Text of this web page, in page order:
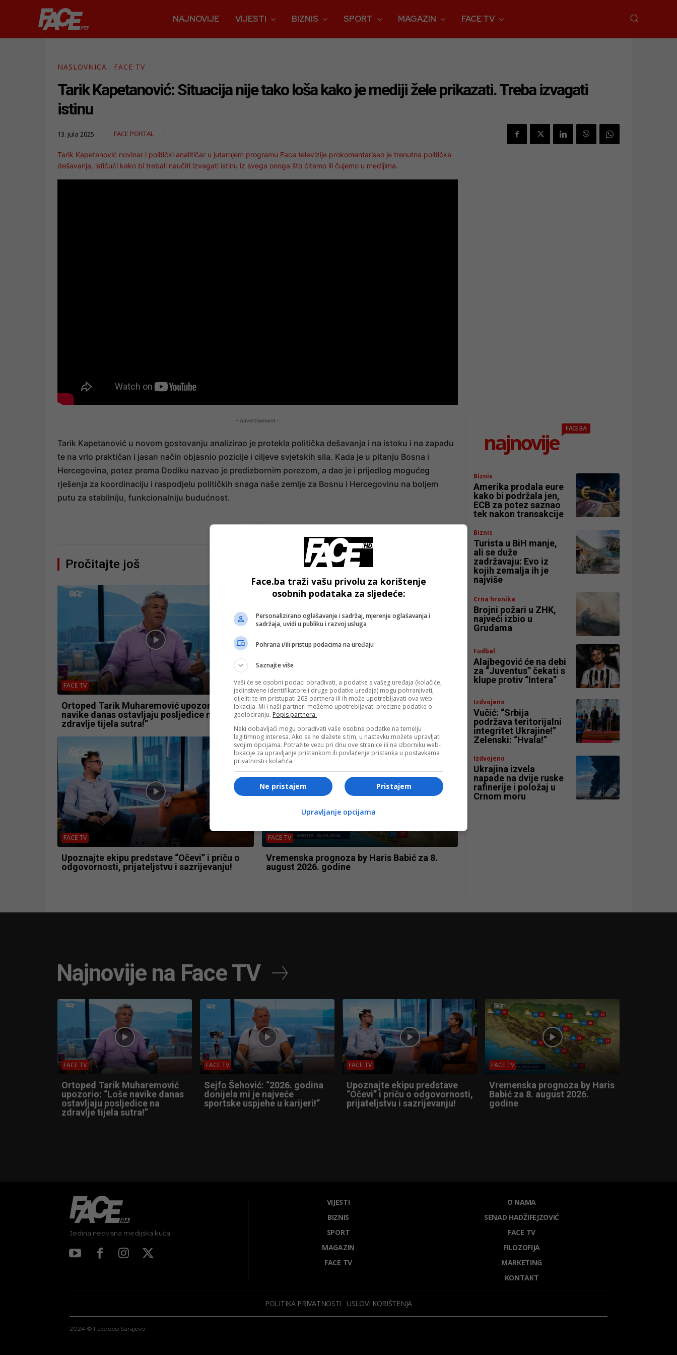
NAJNOVIJE VIJESTI BIZNIS SPORT MAGAZIN FACE TV
NASLOVNICA FACE TV
Tarik Kapetanović: Situacija nije tako loša kako je mediji žele prikazati. Treba izvagati
istinu
13. jula 2025. FACE PORTAL
Tarik Kapetanović novinar i politički analitičar u jutarnjem programu Face televizije prokomentarisao je trenutna politička
dešavanja, ističući kako bi trebali naučiti izvagati istinu iz svega onoga što čitamo ili čujemo u medijima.
- Advertisement -
Tarik Kapetanović u novom gostovanju analizirao je protekla politička dešavanja i na istoku i na zapadu
te na vrlo praktičan i jasan način objasnio pozicije i ciljeve svjetskih sila. Kada je u pitanju Bosna i
Hercegovina, potez prema Dodiku nazvao je predizbornim porezom, a dao je i prijedlog mogućeg
rješenja za koordinaciju i raspodjelu političkih snaga naše zemlje za Bosnu i Hercegovinu na boljem
putu za stabilniju, funkcionalniju budućnost.
Pročitajte još
FACE TV
Ortoped Tarik Muharemović upozorio: “Loše
navike danas ostavljaju posljedice na
zdravlje tijela sutra!”
FACE TV
Sejfo Šehović: “2026. godina donijela mi je
najveće sportske uspjehe u karijeri!”
FACE TV
Upoznajte ekipu predstave “Očevi” i priču o
odgovornosti, prijateljstvu i sazrijevanju!
FACE TV
Vremenska prognoza by Haris Babić za 8.
august 2026. godine
najnovije
FACE.BA
Biznis
Amerika prodala eure
kako bi podržala jen,
ECB za potez saznao
tek nakon transakcije
Biznis
Turista u BiH manje,
ali se duže
zadržavaju: Evo iz
kojih zemalja ih je
najviše
Crna hronika
Brojni požari u ZHK,
najveći izbio u
Grudama
Fudbal
Alajbegović će na debi
za “Juventus” čekati s
klupe protiv “Intera”
Izdvojeno
Vučić: “Srbija
podržava teritorijalni
integritet Ukrajine!”
Zelenski: “Hvala!”
Izdvojeno
Ukrajina izvela
napade na dvije ruske
rafinerije i položaj u
Crnom moru
Najnovije na Face TV
FACE TV
Ortoped Tarik Muharemović
upozorio: “Loše navike danas
ostavljaju posljedice na
zdravlje tijela sutra!”
FACE TV
Sejfo Šehović: “2026. godina
donijela mi je najveće
sportske uspjehe u karijeri!”
FACE TV
Upoznajte ekipu predstave
“Očevi” i priču o odgovornosti,
prijateljstvu i sazrijevanju!
FACE TV
Vremenska prognoza by Haris
Babić za 8. august 2026.
godine
Jedina neovisna medijska kuća
VIJESTI
BIZNIS
SPORT
MAGAZIN
FACE TV
O NAMA
SENAD HADŽIFEJZOVIĆ
FACE TV
FILOZOFIJA
MARKETING
KONTAKT
POLITIKA PRIVATNOSTI USLOVI KORIŠTENJA
2024 © Face doo Sarajevo
Face.ba traži vašu privolu za korištenje
osobnih podataka za sljedeće:
Personalizirano oglašavanje i sadržaj, mjerenje oglašavanja i
sadržaja, uvidi u publiku i razvoj usluga
Pohrana i/ili pristup podacima na uređaju
Saznajte više
Vaši će se osobni podaci obrađivati, a podatke s vašeg uređaja (kolačiće,
jedinstvene identifikatore i druge podatke uređaja) mogu pohranjivati,
dijeliti te im pristupati 203 partnera ili ih može upotrebljavati ova web-
lokacija. Mi i naši partneri možemo upotrebljavati precizne podatke o
geolociranju. Popis partnera.
Neki dobavljači mogu obrađivati vaše osobne podatke na temelju
legitimnog interesa. Ako se ne slažete s tim, u nastavku možete upravljati
svojim opcijama. Potražite vezu pri dnu ove stranice ili na izborniku web-
lokacije za upravljanje pristankom ili povlačenje pristanka u postavkama
privatnosti i kolačića.
Pristajem
Ne pristajem
Upravljanje opcijama